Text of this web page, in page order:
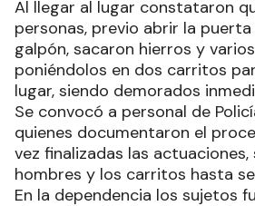
Al llegar al lugar constataron
personas, previo abrir la
galpón, sacaron hierros y
poniéndolos en dos carritos
lugar, siendo demorados
Se convocó a personal de
quienes documentaron el
vez finalizadas las
hombres y los carritos hasta
En la dependencia los sujetos